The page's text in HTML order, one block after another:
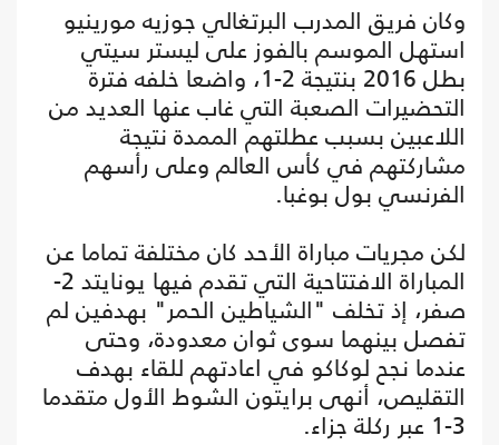
وكان فريق المدرب البرتغالي جوزيه مورينيو
استهل الموسم بالفوز على ليستر سيتي
بطل 2016 بنتيجة 2-1، واضعا خلفه فترة
التحضيرات الصعبة التي غاب عنها العديد من
اللاعبين بسبب عطلتهم الممدة نتيجة
مشاركتهم في كأس العالم وعلى رأسهم
الفرنسي بول بوغبا.
لكن مجريات مباراة الأحد كان مختلفة تماما عن
المباراة الافتتاحية التي تقدم فيها يونايتد 2-
صفر، إذ تخلف "الشياطين الحمر" بهدفين لم
تفصل بينهما سوى ثوان معدودة، وحتى
عندما نجح لوكاكو في اعادتهم للقاء بهدف
التقليص، أنهى برايتون الشوط الأول متقدما
3-1 عبر ركلة جزاء.